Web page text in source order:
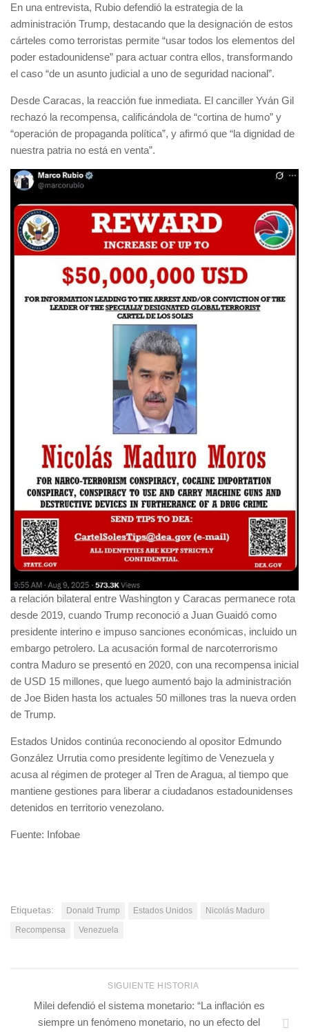
En una entrevista, Rubio defendió la estrategia de la
administración Trump, destacando que la designación de estos
cárteles como terroristas permite “usar todos los elementos del
poder estadounidense” para actuar contra ellos, transformando
el caso “de un asunto judicial a uno de seguridad nacional”.
Desde Caracas, la reacción fue inmediata. El canciller Yván Gil
rechazó la recompensa, calificándola de “cortina de humo” y
“operación de propaganda política”, y afirmó que “la dignidad de
nuestra patria no está en venta”.
a relación bilateral entre Washington y Caracas permanece rota
desde 2019, cuando Trump reconoció a Juan Guaidó como
presidente interino e impuso sanciones económicas, incluido un
embargo petrolero. La acusación formal de narcoterrorismo
contra Maduro se presentó en 2020, con una recompensa inicial
de USD 15 millones, que luego aumentó bajo la administración
de Joe Biden hasta los actuales 50 millones tras la nueva orden
de Trump.
Estados Unidos continúa reconociendo al opositor Edmundo
González Urrutia como presidente legítimo de Venezuela y
acusa al régimen de proteger al Tren de Aragua, al tiempo que
mantiene gestiones para liberar a ciudadanos estadounidenses
detenidos en territorio venezolano.
Fuente: Infobae
Etiquetas: Donald Trump Estados Unidos
Nicolás Maduro
Recompensa
Venezuela
SIGUIENTE HISTORIA
Milei defendió el sistema monetario: “La inflación es
siempre un fenómeno monetario, no un efecto del